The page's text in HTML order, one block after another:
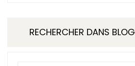
RECHERCHER DANS BLOG